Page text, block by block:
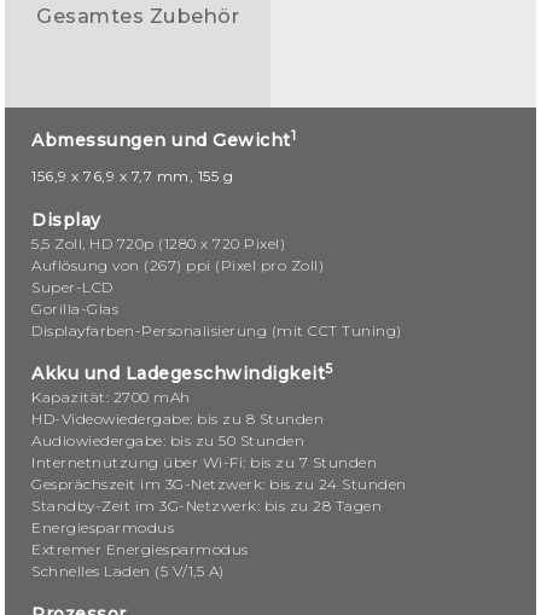
Gesamtes Zubehör
Abmessungen und Gewicht1
156,9 x 76,9 x 7,7 mm, 155 g
Display
5,5 Zoll, HD 720p (1280 x 720 Pixel)
Auflösung von (267) ppi (Pixel pro Zoll)
Super-LCD
Gorilla-Glas
Displayfarben-Personalisierung (mit CCT Tuning)
Akku und Ladegeschwindigkeit5
Kapazität: 2700 mAh
HD-Videowiedergabe: bis zu 8 Stunden
Audiowiedergabe: bis zu 50 Stunden
Internetnutzung über Wi-Fi: bis zu 7 Stunden
Gesprächszeit im 3G-Netzwerk: bis zu 24 Stunden
Standby-Zeit im 3G-Netzwerk: bis zu 28 Tagen
Energiesparmodus
Extremer Energiesparmodus
Schnelles Laden (5 V/1,5 A)